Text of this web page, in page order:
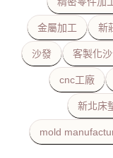
金屬加工 新
沙發 客製化
cnc工廠
新北床
mold